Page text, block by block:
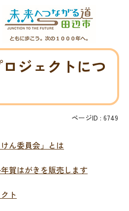
ジェクトにつ
ページID : 6749
ん委員会」とは
賀はがきを販売します
ト